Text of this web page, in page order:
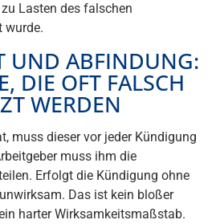
Lasten des falschen
wurde.
UND ABFINDUNG:
DIE OFT FALSCH
WERDEN
muss dieser vor jeder Kündigung
muss ihm die
Erfolgt die Kündigung ohne
Das ist kein bloßer
harter Wirksamkeitsmaßstab.